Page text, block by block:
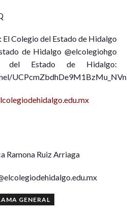
El Colegio del Estado de Hidalgo
de Hidalgo @elcolegiohgo
del Estado de Hidalgo:
Ramona Ruiz Arriaga
GENERAL